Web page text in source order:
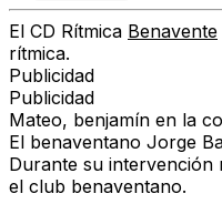
El CD Rítmica Benavente
rítmica.
Publicidad
Publicidad
Mateo, benjamín en la
El benaventano Jorge
Durante su intervención
el club benaventano.